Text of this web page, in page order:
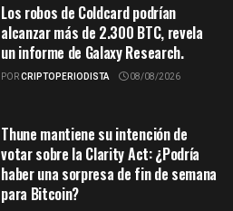
Los robos de Coldcard podrían
alcanzar más de 2.300 BTC, revela
un informe de Galaxy Research.
PORCRIPTOPERIODISTA 08/08/2026
Thune mantiene su intención de
votar sobre la Clarity Act: ¿Podría
haber una sorpresa de fin de semana
para Bitcoin?